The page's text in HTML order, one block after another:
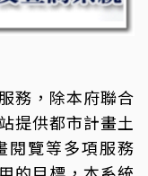
務，除本府聯合
提供都市計畫土
閱覽等多項服務